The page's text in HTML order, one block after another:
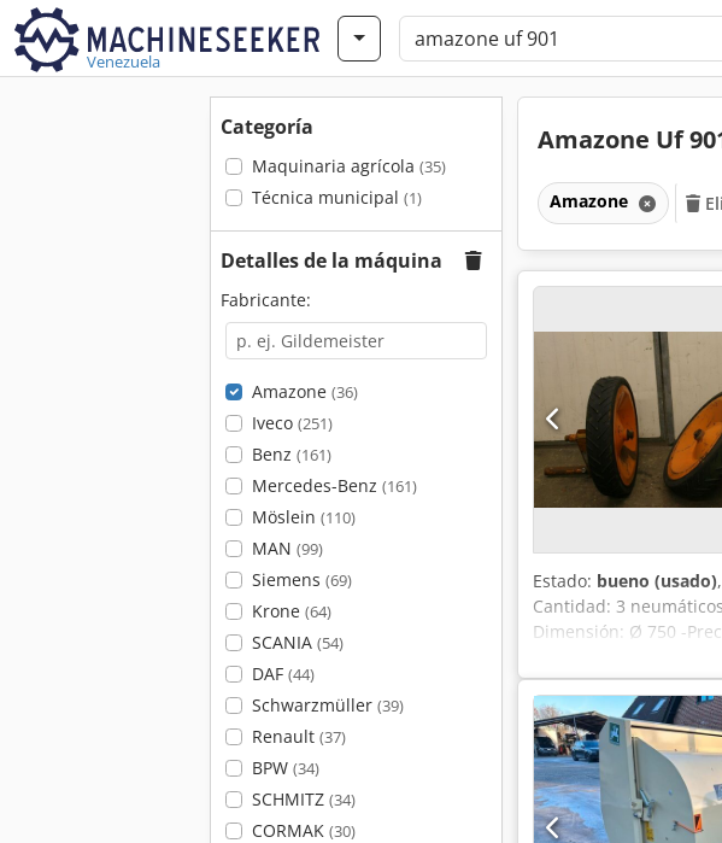
Venezuela
Categoría
Maquinaria agrícola (35)
Técnica municipal (1)
Detalles de la máquina
Fabricante:
Amazone (36)
Iveco (251)
Benz (161)
Mercedes-Benz (161)
Möslein (110)
MAN (99)
Siemens (69)
Krone (64)
SCANIA (54)
DAF (44)
Schwarzmüller (39)
Renault (37)
BPW (34)
SCHMITZ (34)
CORMAK (30)
Amazone Uf
Amazone
Estado: bueno (usado)
Cantidad: 3
Dimensión: Ø 750 -